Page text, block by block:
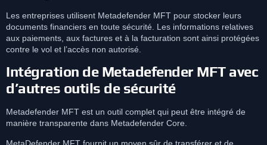
Les entreprises utilisent Metadefender MFT pour stocker leurs
documents financiers en toute sécurité. Les informations relatives
aux paiements, aux factures et à la facturation sont ainsi protégées
contre le vol et l’accès non autorisé.
Intégration de Metadefender MFT avec
d’autres outils de sécurité
Metadefender MFT est un outil complet qui peut être intégré de
manière transparente dans Metadefender Core.
MetaDefender MFT fournit un moyen sûr de transférer et de